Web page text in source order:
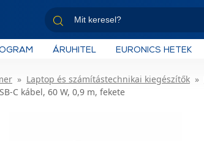
ÁRUHITEL EURONICS HETEK
Laptop és számítástechnikai kiegészítők
C kábel, 60 W, 0,9 m, fekete